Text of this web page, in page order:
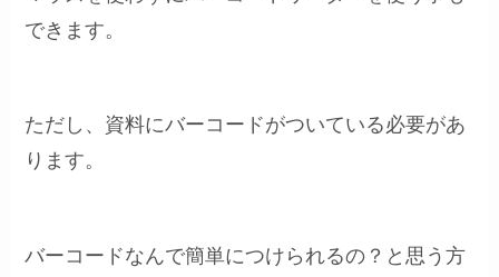
できます。
ただし、資料にバーコードがついている必要があ
ります。
バーコードなんで簡単につけられるの？と思う方